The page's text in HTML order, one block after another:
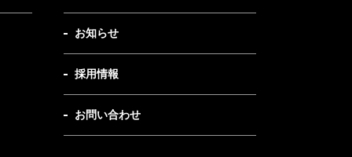
お知らせ
採用情報
お問い合わせ